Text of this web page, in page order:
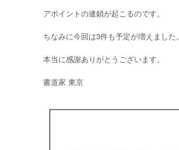
アポイントの連鎖が起こるのです。
ちなみに今回は3件も予定が増えました。
本当に感謝ありがとうございます。
書道家 東京